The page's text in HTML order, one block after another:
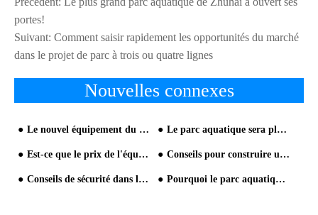
portes!
Suivant: Comment saisir rapidement les opportunités du marché
dans le projet de parc à trois ou quatre lignes
Nouvelles connexes
Le nouvel équipement du parc aquatique se développe bien Le parc aquatique sera plus populaire et la raison de l'impopular de votre parc aquatique
Est-ce que le prix de l'équipement de parc aquatique sera très abordable Conseils pour construire un parc aquatique
Conseils de sécurité dans le parc aquatique Pourquoi le parc aquatique intérieur est populaire au Moyen-Orient